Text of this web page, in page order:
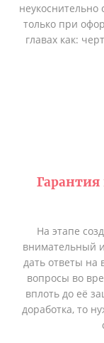
только при
главах как:
Гарантия
На этапе
внимательный
дать ответы на
вопросы во
вплоть до её
доработка, то